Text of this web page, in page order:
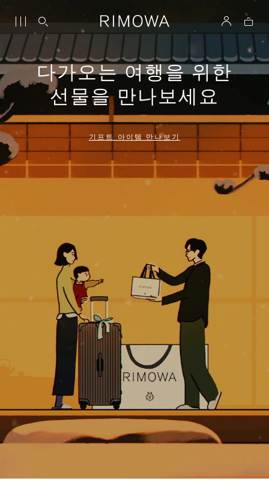
다가오는 여행을 위한
선물을 만나보세요
기프트 아이템 만나보기